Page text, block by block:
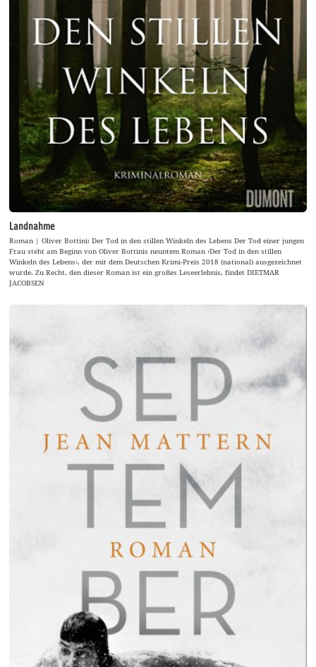
Landnahme
Roman | Oliver Bottini: Der Tod in den stillen Winkeln des Lebens Der Tod einer jungen
Frau steht am Beginn von Oliver Bottinis neuntem Roman ›Der Tod in den stillen
Winkeln des Lebens‹, der mit dem Deutschen Krimi-Preis 2018 (national) ausgezeichnet
wurde. Zu Recht, den dieser Roman ist ein großes Leseerlebnis, findet DIETMAR
JACOBSEN